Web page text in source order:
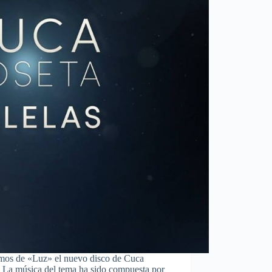
de «Luz» el nuevo disco de Cuca
música del tema ha sido compuesta por